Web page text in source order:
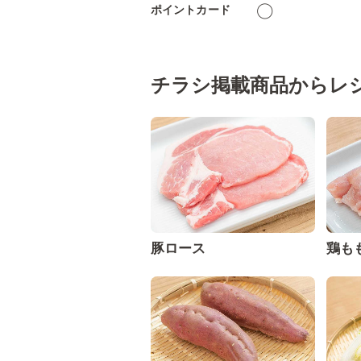
ポイントカード ◯
チラシ掲載商品からレ
豚ロース 鶏も